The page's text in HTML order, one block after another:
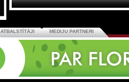
ATBALSTĪTĀJI MEDIJU PARTNERI